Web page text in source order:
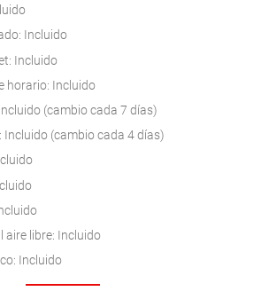
Incluido
Incluido
horario: Incluido
(cambio cada 7 días)
Incluido (cambio cada 4 días)
aire libre: Incluido
Incluido